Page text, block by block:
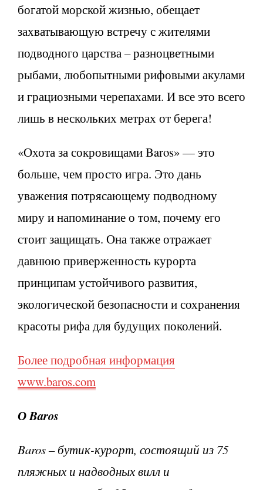
богатой морской жизнью, обещает
захватывающую встречу с жителями
подводного царства – разноцветными
рыбами, любопытными рифовыми акулами
и грациозными черепахами. И все это всего
лишь в нескольких метрах от берега!
«Охота за сокровищами Baros» — это
больше, чем просто игра. Это дань
уважения потрясающему подводному
миру и напоминание о том, почему его
стоит защищать. Она также отражает
давнюю приверженность курорта
принципам устойчивого развития,
экологической безопасности и сохранения
красоты рифа для будущих поколений.
Более подробная информация
www.baros.com
О Baros
Baros – бутик-курорт, состоящий из 75
пляжных и надводных вилл и